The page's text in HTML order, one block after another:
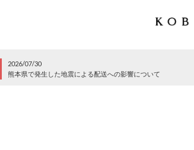
2026/07/30
熊本県で発生した地震による配送への影響について